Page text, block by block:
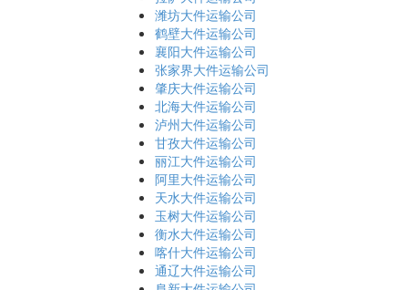
潍坊大件运输公司
鹤壁大件运输公司
襄阳大件运输公司
张家界大件运输公司
肇庆大件运输公司
北海大件运输公司
泸州大件运输公司
甘孜大件运输公司
丽江大件运输公司
阿里大件运输公司
天水大件运输公司
玉树大件运输公司
衡水大件运输公司
喀什大件运输公司
通辽大件运输公司